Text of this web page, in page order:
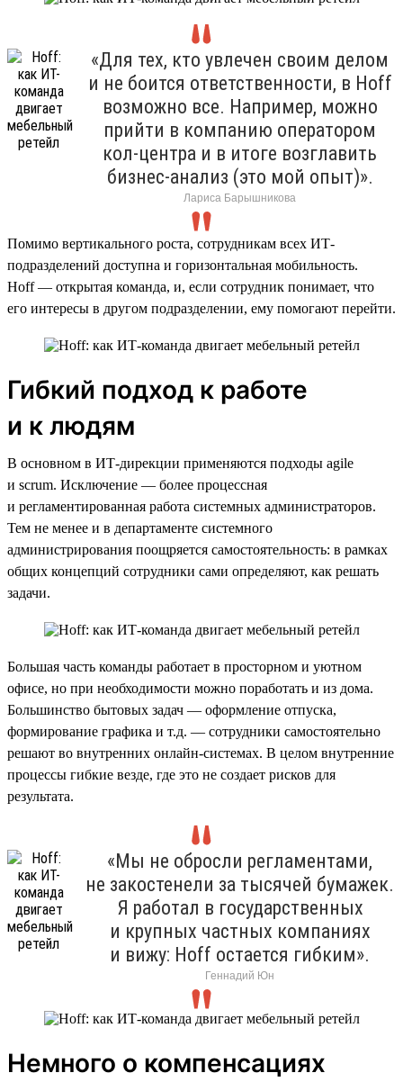
«Для тех, кто увлечен своим делом
и не боится ответственности, в Hoff
возможно все. Например, можно
прийти в компанию оператором
кол-центра и в итоге возглавить
бизнес-анализ (это мой опыт)».
Лариса Барышникова
Помимо вертикального роста, сотрудникам всех ИТ-
подразделений доступна и горизонтальная мобильность.
Hoff — открытая команда, и, если сотрудник понимает, что
его интересы в другом подразделении, ему помогают перейти.
Гибкий подход к работе
и к людям
В основном в ИТ-дирекции применяются подходы agile
и scrum. Исключение — более процессная
и регламентированная работа системных администраторов.
Тем не менее и в департаменте системного
администрирования поощряется самостоятельность: в рамках
общих концепций сотрудники сами определяют, как решать
задачи.
Большая часть команды работает в просторном и уютном
офисе, но при необходимости можно поработать и из дома.
Большинство бытовых задач — оформление отпуска,
формирование графика и т.д. — сотрудники самостоятельно
решают во внутренних онлайн-системах. В целом внутренние
процессы гибкие везде, где это не создает рисков для
результата.
«Мы не обросли регламентами,
не закостенели за тысячей бумажек.
Я работал в государственных
и крупных частных компаниях
и вижу: Hoff остается гибким».
Геннадий Юн
Немного о компенсациях